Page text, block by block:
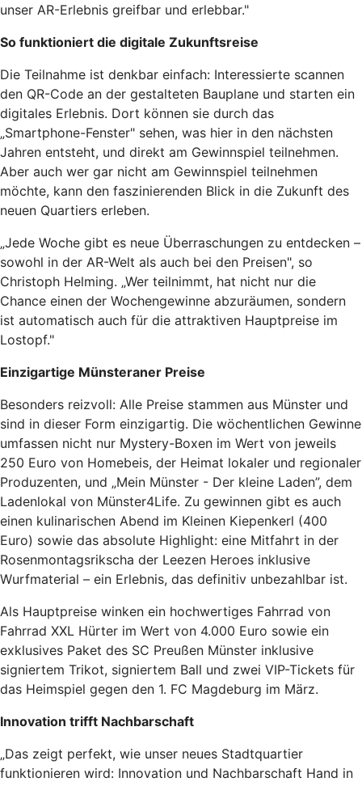
unser AR-Erlebnis greifbar und erlebbar."
So funktioniert die digitale Zukunftsreise
Die Teilnahme ist denkbar einfach: Interessierte scannen
den QR-Code an der gestalteten Bauplane und starten ein
digitales Erlebnis. Dort können sie durch das
„Smartphone-Fenster" sehen, was hier in den nächsten
Jahren entsteht, und direkt am Gewinnspiel teilnehmen.
Aber auch wer gar nicht am Gewinnspiel teilnehmen
möchte, kann den faszinierenden Blick in die Zukunft des
neuen Quartiers erleben.
„Jede Woche gibt es neue Überraschungen zu entdecken –
sowohl in der AR-Welt als auch bei den Preisen", so
Christoph Helming. „Wer teilnimmt, hat nicht nur die
Chance einen der Wochengewinne abzuräumen, sondern
ist automatisch auch für die attraktiven Hauptpreise im
Lostopf."
Einzigartige Münsteraner Preise
Besonders reizvoll: Alle Preise stammen aus Münster und
sind in dieser Form einzigartig. Die wöchentlichen Gewinne
umfassen nicht nur Mystery-Boxen im Wert von jeweils
250 Euro von Homebeis, der Heimat lokaler und regionaler
Produzenten, und „Mein Münster - Der kleine Laden”, dem
Ladenlokal von Münster4Life. Zu gewinnen gibt es auch
einen kulinarischen Abend im Kleinen Kiepenkerl (400
Euro) sowie das absolute Highlight: eine Mitfahrt in der
Rosenmontagsrikscha der Leezen Heroes inklusive
Wurfmaterial – ein Erlebnis, das definitiv unbezahlbar ist.
Als Hauptpreise winken ein hochwertiges Fahrrad von
Fahrrad XXL Hürter im Wert von 4.000 Euro sowie ein
exklusives Paket des SC Preußen Münster inklusive
signiertem Trikot, signiertem Ball und zwei VIP-Tickets für
das Heimspiel gegen den 1. FC Magdeburg im März.
Innovation trifft Nachbarschaft
„Das zeigt perfekt, wie unser neues Stadtquartier
funktionieren wird: Innovation und Nachbarschaft Hand in